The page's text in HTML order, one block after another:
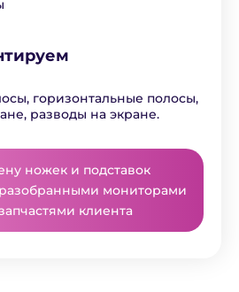
горизонтальные полосы,
разводы на экране.
ножек и подставок
мониторами
клиента